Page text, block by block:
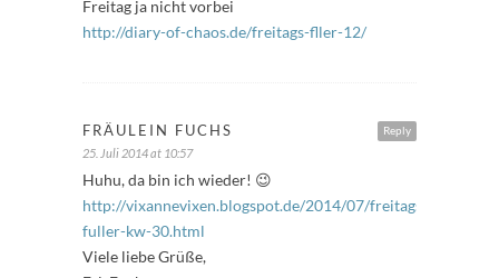
Freitag ja nicht vorbei
http://diary-of-chaos.de/freitags-fller-12/
Reply
FRÄULEIN FUCHS
25. Juli 2014 at 10:57
Huhu, da bin ich wieder! 😉
http://vixannevixen.blogspot.de/2014/07/freitags-
fuller-kw-30.html
Viele liebe Grüße,